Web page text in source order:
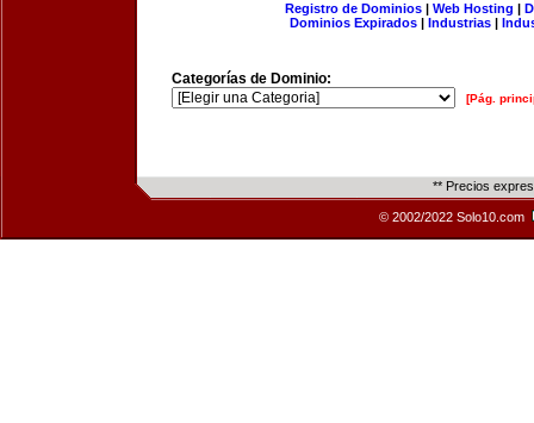
Registro de Dominios| Web Hosting |
Dominios Expirados | Industrias |
Categorías de Dominio:
[Pág.
** Precios
© 2002/2022 Solo10.com